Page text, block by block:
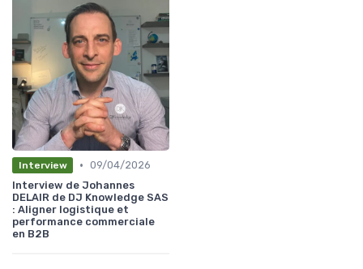
Interview • 09/04/2026
Interview de Johannes
DELAIR de DJ Knowledge SAS
: Aligner logistique et
performance commerciale
en B2B